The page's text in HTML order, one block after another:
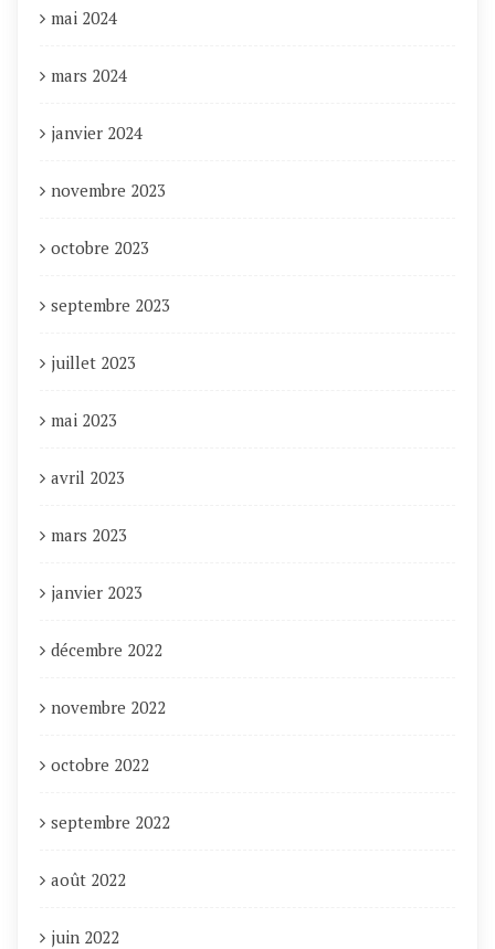
mai 2024
mars 2024
janvier 2024
novembre 2023
octobre 2023
septembre 2023
juillet 2023
mai 2023
avril 2023
mars 2023
janvier 2023
décembre 2022
novembre 2022
octobre 2022
septembre 2022
août 2022
juin 2022